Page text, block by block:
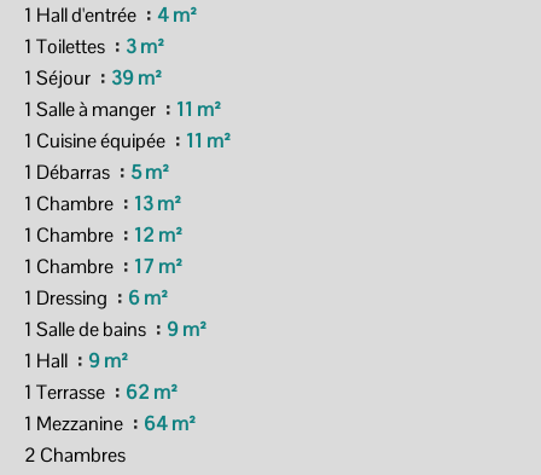
1 Hall d'entrée
4 m²
1 Toilettes
3 m²
1 Séjour
39 m²
1 Salle à manger
11 m²
1 Cuisine équipée
11 m²
1 Débarras
5 m²
1 Chambre
13 m²
1 Chambre
12 m²
1 Chambre
17 m²
1 Dressing
6 m²
1 Salle de bains
9 m²
1 Hall
9 m²
1 Terrasse
62 m²
1 Mezzanine
64 m²
2 Chambres